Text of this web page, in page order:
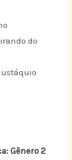
do
Gênero 2